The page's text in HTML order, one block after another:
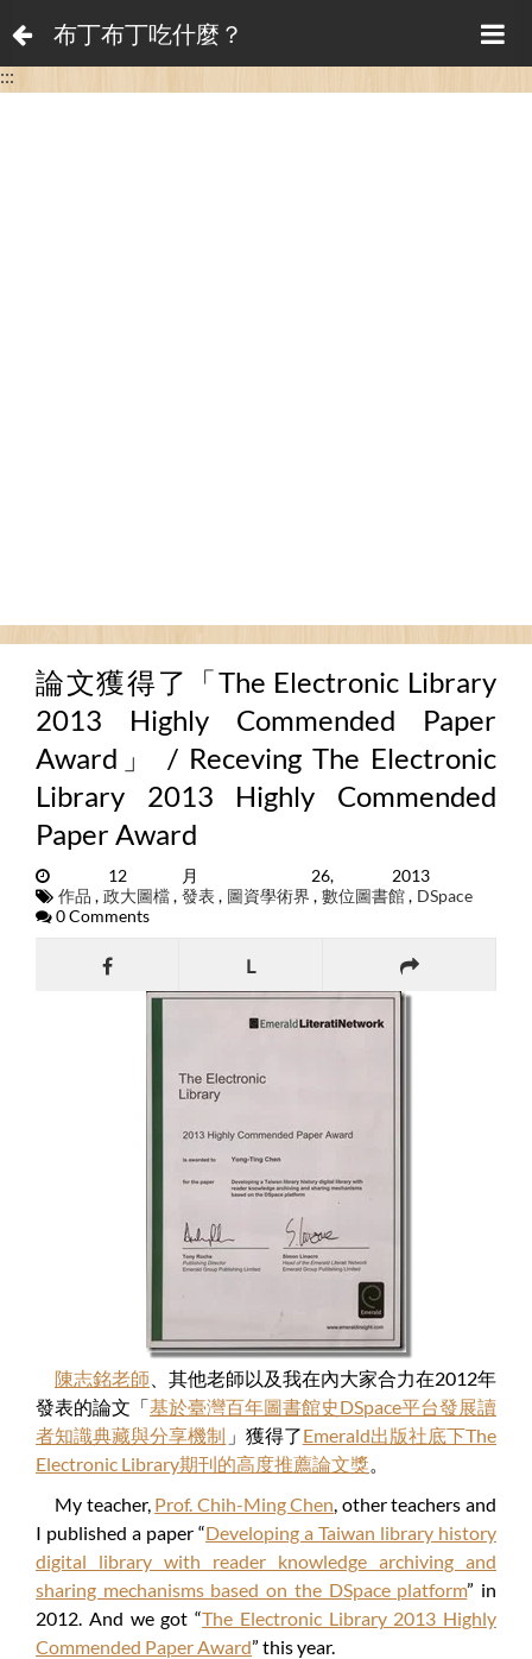
布丁布丁吃什麼？
:::
論文獲得了「The Electronic Library
2013 Highly Commended Paper
Award」 / Receving The Electronic
Library 2013 Highly Commended
Paper Award
12月 26, 2013
作品 , 政大圖檔, 發表 , 圖資學術界 , 數位圖書館, DSpace
0 Comments
L
陳志銘老師 、其他老師以及我在內大家合力在2012年
發表的論文「基於臺灣百年圖書館史DSpace平台發展讀
者知識典藏與分享機制 」獲得了Emerald出版社底下The
Electronic Library期刊的高度推薦論文獎。
My teacher, Prof. Chih-Ming Chen, other teachers and
I published a paper “Developing a Taiwan library history
digital library with reader knowledge archiving and
sharing mechanisms based on the DSpace platform” in
2012. And we got “The Electronic Library 2013 Highly
Commended Paper Award” this year.